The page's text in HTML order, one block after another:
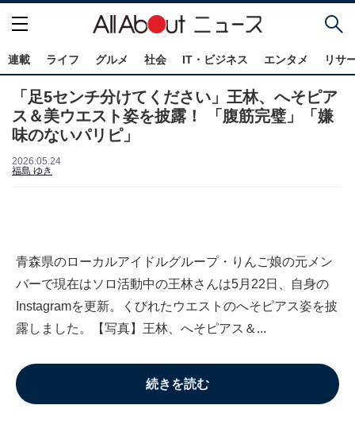
連載 ライフ グルメ 社会 IT・ビジネス エンタメ リサ
「足5センチ分けてください」王林、へそピア
ス＆美ウエスト姿を披露！ 「腹筋完璧」「嫌
味のないパリピ」
2026.05.24
福島 ゆき
青森県のローカルアイドルグループ・りんご娘の元メン
バーで現在はソロ活動中の王林さんは5月22日、自身の
Instagramを更新。くびれたウエストのへそピアス姿を披
露しました。【写真】王林、へそピアス＆...
続きを読む